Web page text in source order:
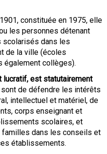
constituée en 1975, elle
les personnes détenant
scolarisés dans les
de la ville (écoles
également collèges).
lucratif, est statutairement
de défendre les intérêts
intellectuel et matériel, de
corps enseignant et
scolaires, et
familles dans les conseils et
établissements.